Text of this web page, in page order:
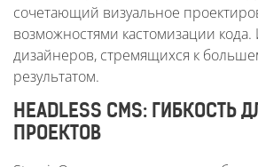
сочетающий визуальное
возможностями кастомизации
дизайнеров, стремящихся к
результатом.
HEADLESS CMS:
ПРОЕКТОВ